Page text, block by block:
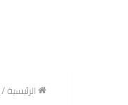
الرئيسية/